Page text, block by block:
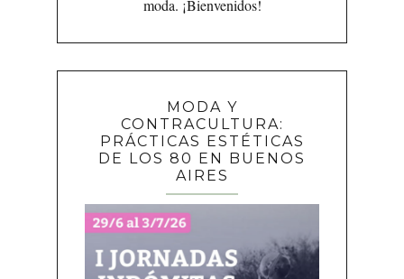
moda. ¡Bienvenidos!
MODA Y
CONTRACULTURA:
PRÁCTICAS ESTÉTICAS
DE LOS 80 EN BUENOS
AIRES